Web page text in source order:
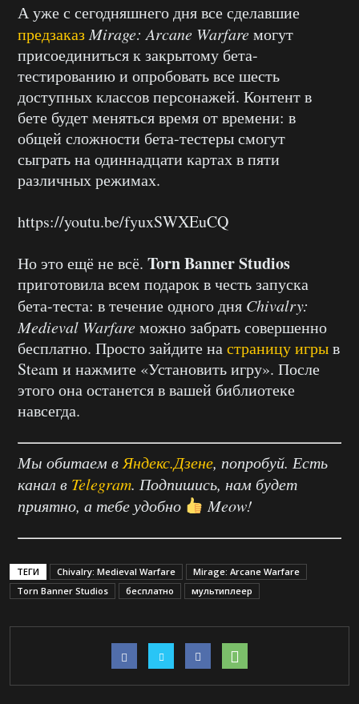
А уже с сегодняшнего дня все сделавшие
предзаказ Mirage: Arcane Warfareмогут
присоединиться к закрытому бета-
тестированию и опробовать все шесть
доступных классов персонажей. Контент в
бете будет меняться время от времени: в
общей сложности бета-тестеры смогут
сыграть на одиннадцати картах в пяти
различных режимах.
https://youtu.be/fyuxSWXEuCQ
Но это ещё не всё. Torn Banner Studios
приготовила всем подарок в честь запуска
бета-теста: в течение одного дня Chivalry:
Medieval Warfareможно забрать совершенно
бесплатно. Просто зайдите настраницу игрыв
Steam и нажмите «Установить игру». После
этого она останется в вашей библиотеке
навсегда.
Мы обитаем в Яндекс.Дзене, попробуй. Есть
канал в Telegram. Подпишись, нам будет
приятно, а тебе удобно
Meow!
ТЕГИ Chivalry: Medieval Warfare
Mirage: Arcane Warfare
Torn Banner Studios
бесплатно мультиплеер